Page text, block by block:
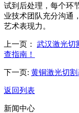
试到后处理，每个环
业技术团队充分沟通
艺术表现力。
上一页： 武汉激光切
查指南！
下一页: 黄铜激光切
返回列表
新闻中心